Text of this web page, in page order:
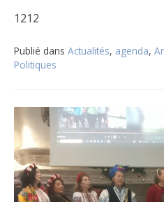
1212
Publié dans Actualités, agenda,
Politiques